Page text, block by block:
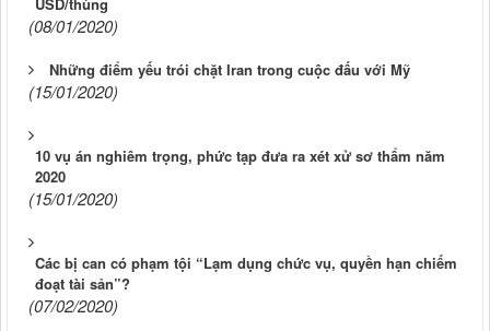
(08/01/2020)
Những điểm yếu trói chặt Iran trong cuộc đấu với Mỹ
(15/01/2020)
10 vụ án nghiêm trọng, phức tạp đưa ra xét xử sơ thẩm năm
2020
(15/01/2020)
Các bị can có phạm tội “Lạm dụng chức vụ, quyền hạn chiếm
đoạt tài sản”?
(07/02/2020)